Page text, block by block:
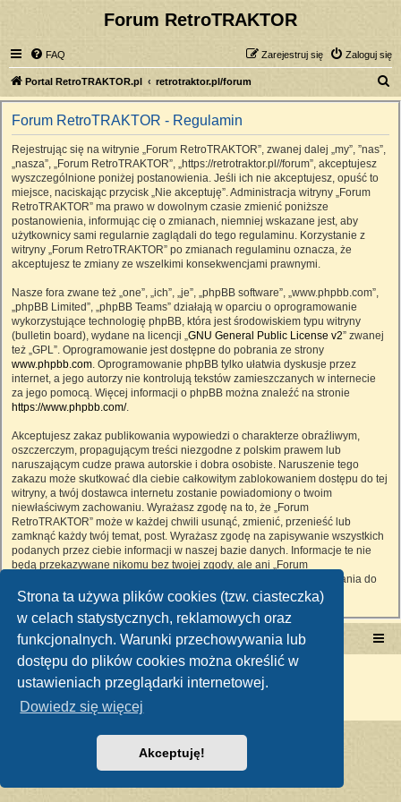
Strona ta używa plików cookies (tzw. ciasteczka)
w celach statystycznych, reklamowych oraz
funkcjonalnych. Warunki przechowywania lub
dostępu do plików cookies można określić w
ustawieniach przeglądarki internetowej.
Dowiedz się więcej
Akceptuję!
Forum RetroTRAKTOR
FAQ Zaloguj się
Zarejestruj się
Portal RetroTRAKTOR.pl retrotraktor.pl/forum
z
Forum RetroTRAKTOR - Regulamin
Rejestrując się na witrynie „Forum RetroTRAKTOR”, zwanej dalej „my”, ”nas”,
„nasza”, „Forum RetroTRAKTOR”, „https://retrotraktor.pl//forum”, akceptujesz
wyszczególnione poniżej postanowienia. Jeśli ich nie akceptujesz, opuść to
miejsce, naciskając przycisk „Nie akceptuję”. Administracja witryny „Forum
RetroTRAKTOR” ma prawo w dowolnym czasie zmienić poniższe
postanowienia, informując cię o zmianach, niemniej wskazane jest, aby
użytkownicy sami regularnie zaglądali do tego regulaminu. Korzystanie z
witryny „Forum RetroTRAKTOR” po zmianach regulaminu oznacza, że
akceptujesz te zmiany ze wszelkimi konsekwencjami prawnymi.
Nasze fora zwane też „one”, „ich”, „je”, „phpBB software”, „www.phpbb.com”,
„phpBB Limited”, „phpBB Teams” działają w oparciu o oprogramowanie
wykorzystujące technologię phpBB, która jest środowiskiem typu witryny
(bulletin board), wydane na licencji „GNU General Public License v2” zwanej
też „GPL”. Oprogramowanie jest dostępne do pobrania ze strony
www.phpbb.com. Oprogramowanie phpBB tylko ułatwia dyskusje przez
internet, a jego autorzy nie kontrolują tekstów zamieszczanych w internecie
za jego pomocą. Więcej informacji o phpBB można znaleźć na stronie
https://www.phpbb.com/.
Akceptujesz zakaz publikowania wypowiedzi o charakterze obraźliwym,
oszczerczym, propagującym treści niezgodne z polskim prawem lub
naruszającym cudze prawa autorskie i dobra osobiste. Naruszenie tego
zakazu może skutkować dla ciebie całkowitym zablokowaniem dostępu do tej
witryny, a twój dostawca internetu zostanie powiadomiony o twoim
niewłaściwym zachowaniu. Wyrażasz zgodę na to, że „Forum
RetroTRAKTOR” może w każdej chwili usunąć, zmienić, przenieść lub
zamknąć każdy twój temat, post. Wyrażasz zgodę na zapisywanie wszystkich
podanych przez ciebie informacji w naszej bazie danych. Informacje te nie
będą przekazywane nikomu bez twojej zgody, ale ani „Forum
RetroTRAKTOR”, ani phpBB nie ponosi odpowiedzialności za włamania do
witryny, podczas których może dojść do kradzieży danych.
Portal RetroTRAKTOR.pl retrotraktor.pl/forum
Technologię dostarcza
Polski pakiet językowy dostarczaphpBB.pl
Zasady ochrony danych osobowych